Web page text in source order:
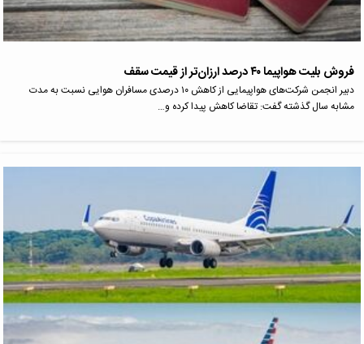
فروش بلیت هواپیما ۴۰ درصد ارزان‌تر از قیمت سقف
دبیر انجمن شرکت‌های هواپیمایی از کاهش ۱۰ درصدی مسافران هوایی نسبت به مدت
مشابه سال گذشته گفت: تقاضا کاهش پیدا کرده و…